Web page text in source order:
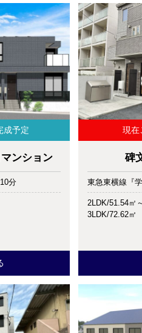
成予定
マンション
分
現在
碑
東急東横線『
2LDK/51.54㎡
3LDK/72.62㎡